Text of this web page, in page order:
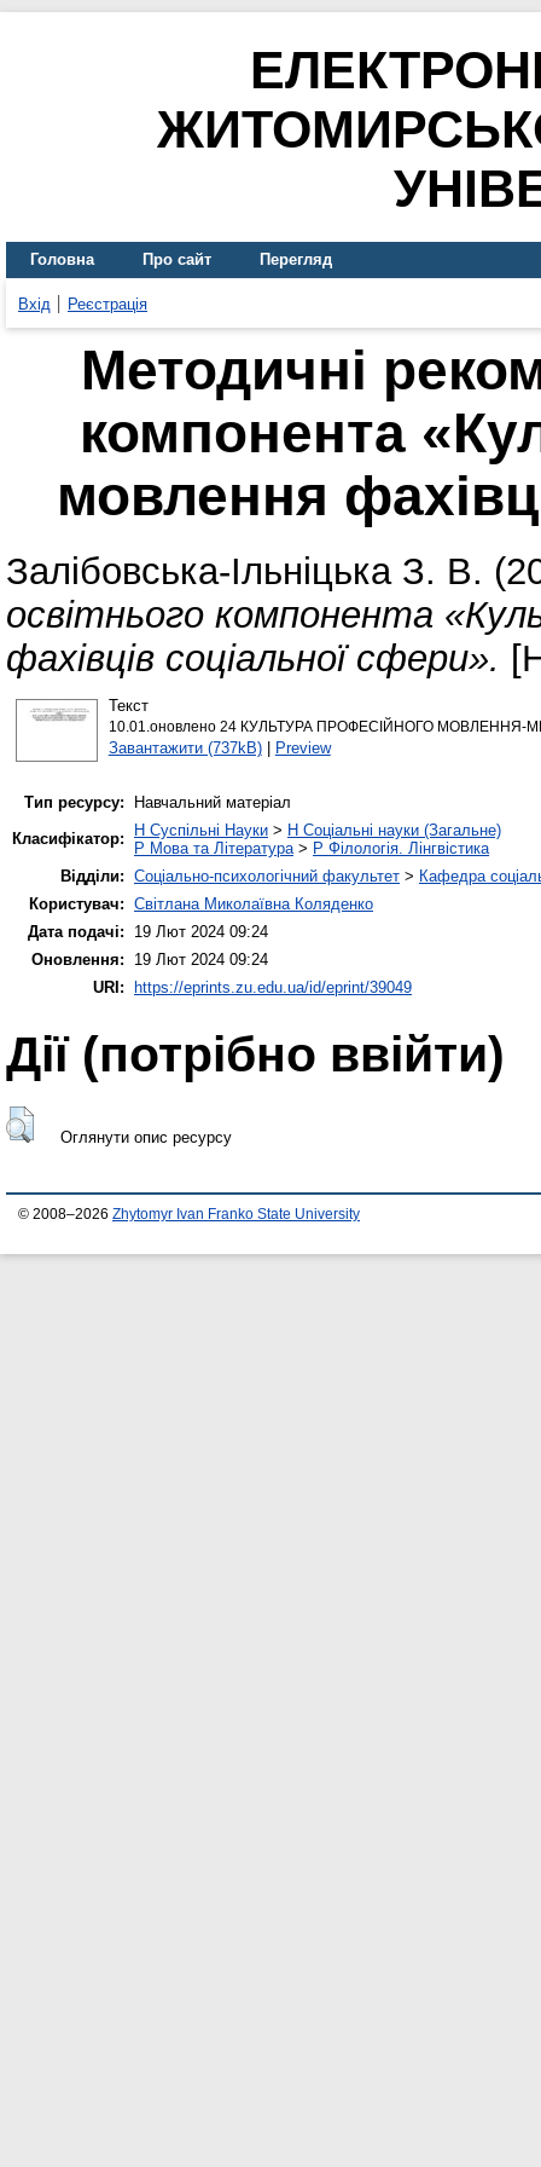
Головна Про сайт Перегляд
Вхід Реєстрація
Методичні
компонента
мовлення
Залібовська-Ільніцька З. В.
освітнього компонента
фахівців соціальної сфери».
Текст
10.01.оновлено 24 КУЛЬТУРА ПРОФЕСІЙНОГО МОВЛЕННЯ-
Завантажити (737kB)| Preview
Тип ресурсу:
Навчальний матеріал
Класифікатор:
H Суспільні Науки > H Соціальні науки (Загальне)
P Мова та Література> P Філологія. Лінгвістика
Відділи: Соціально-психологічний факультет > Кафедра
Користувач: Світлана Миколаївна Коляденко
Дата подачі:
19 Лют 2024 09:24
Оновлення:
19 Лют 2024 09:24
URI:
https://eprints.zu.edu.ua/id/eprint/39049
Дії ​​(потрібно ввійти)
Оглянути опис ресурсу
© 2008–2026 Zhytomyr Ivan Franko State University